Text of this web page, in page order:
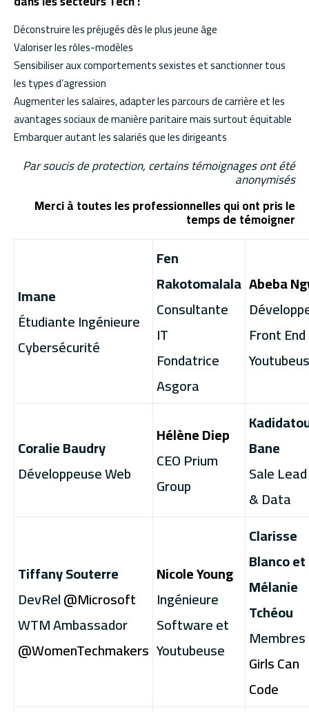
Déconstruire les préjugés dès le plus jeune âge
Valoriser les rôles-modèles
Sensibiliser aux comportements sexistes et sanctionner tous
les types d’agression
Augmenter les salaires, adapter les parcours de carrière et les
avantages sociaux de manière paritaire mais surtout équitable
Embarquer autant les salariés que les dirigeants
Par soucis de protection, certains témoignages ont été
anonymisés
Merci à toutes les professionnellesqui ont pris le
temps de témoigner
Imane
Étudiante Ingénieure
Cybersécurité
Fen
Rakotomalala
Consultante
IT
Fondatrice
Asgora
Abeba
Front
Coralie Baudry
Développeuse Web
Hélène Diep
CEO Prium
Group
Bane
Sale
& Data
Tiffany Souterre
DevRel@Microsoft
WTM Ambassador
@WomenTechmakers
Nicole Young
Ingénieure
Software et
Youtubeuse
Clarisse
Blanco et
Mélanie
Tchéou
Girls Can
Code